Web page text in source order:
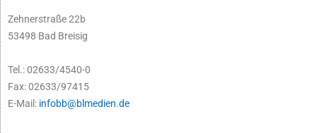
Zehnerstraße 22b
53498 Bad Breisig
Tel.: 02633/4540-0
Fax: 02633/97415
E-Mail: infobb@blmedien.de